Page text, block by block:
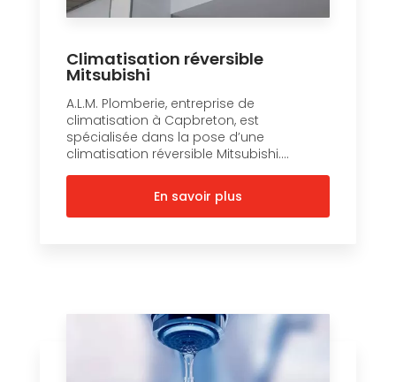
Climatisation réversible
Mitsubishi
A.L.M. Plomberie, entreprise de
climatisation à Capbreton, est
spécialisée dans la pose d’une
climatisation réversible Mitsubishi....
En savoir plus